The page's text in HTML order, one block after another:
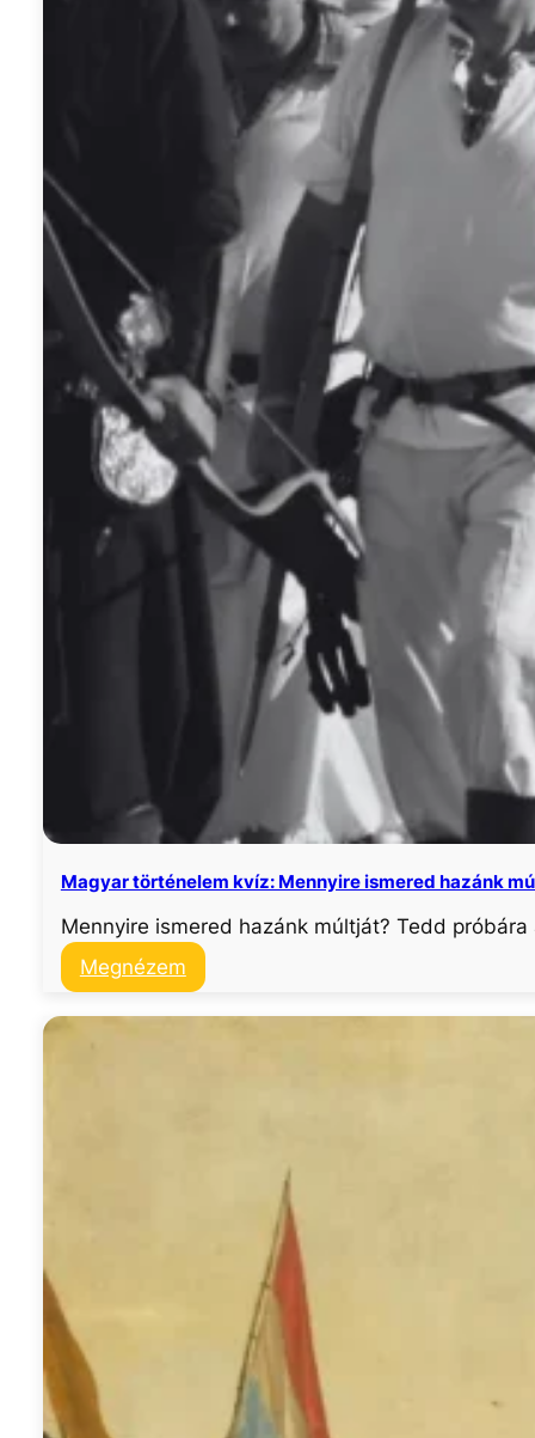
Magyar történelem kvíz: Mennyire ismered hazánk
Mennyire ismered hazánk múltját? Tedd
Megnézem:
Magyar